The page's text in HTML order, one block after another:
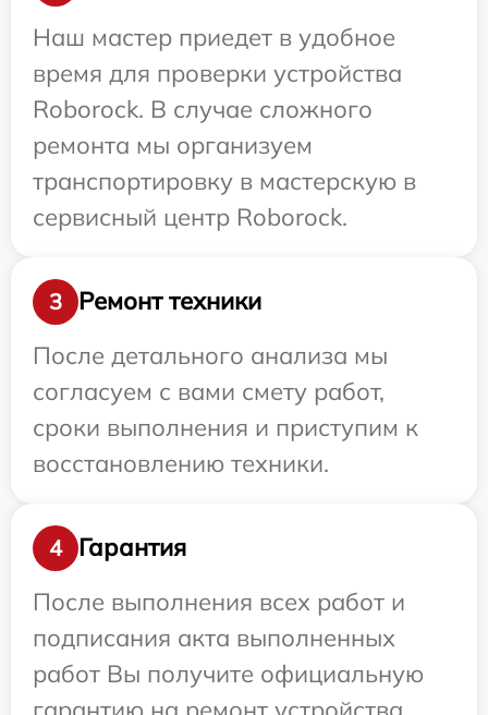
Наш мастер приедет в удобное
время для проверки устройства
Roborock. В случае сложного
ремонта мы организуем
транспортировку в мастерскую в
сервисный центр Roborock.
3
Ремонт техники
После детального анализа мы
согласуем с вами смету работ,
сроки выполнения и приступим к
восстановлению техники.
4
Гарантия
После выполнения всех работ и
подписания акта выполненных
работ Вы получите официальную